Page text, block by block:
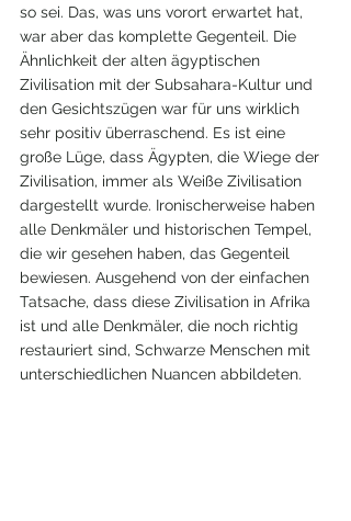
so sei. Das, was uns vorort erwartet hat,
war aber das komplette Gegenteil. Die
Ähnlichkeit der alten ägyptischen
Zivilisation mit der Subsahara-Kultur und
den Gesichtszügen war für uns wirklich
sehr positiv überraschend. Es ist eine
große Lüge, dass Ägypten, die Wiege der
Zivilisation, immer als Weiße Zivilisation
dargestellt wurde. Ironischerweise haben
alle Denkmäler und historischen Tempel,
die wir gesehen haben, das Gegenteil
bewiesen. Ausgehend von der einfachen
Tatsache, dass diese Zivilisation in Afrika
ist und alle Denkmäler, die noch richtig
restauriert sind, Schwarze Menschen mit
unterschiedlichen Nuancen abbildeten.